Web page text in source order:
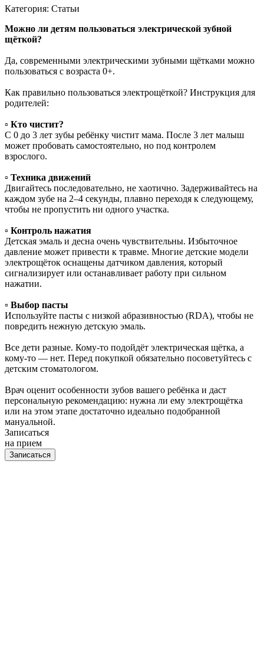
Категория: Статьи
Можно ли детям пользоваться электрической зубной
щёткой?
Да, современными электрическими зубными щётками можно
пользоваться с возраста 0+.
Как правильно пользоваться электрощёткой? Инструкция для
родителей:
▫️ Кто чистит?
С 0 до 3 лет зубы ребёнку чистит мама. После 3 лет малыш
может пробовать самостоятельно, но под контролем
взрослого.
▫️ Техника движений
Двигайтесь последовательно, не хаотично. Задерживайтесь на
каждом зубе на 2–4 секунды, плавно переходя к следующему,
чтобы не пропустить ни одного участка.
▫️ Контроль нажатия
Детская эмаль и десна очень чувствительны. Избыточное
давление может привести к травме. Многие детские модели
электрощёток оснащены датчиком давления, который
сигнализирует или останавливает работу при сильном
нажатии.
▫️ Выбор пасты
Используйте пасты с низкой абразивностью (RDA), чтобы не
повредить нежную детскую эмаль.
Все дети разные. Кому-то подойдёт электрическая щётка, а
кому-то — нет. Перед покупкой обязательно посоветуйтесь с
детским стоматологом.
Врач оценит особенности зубов вашего ребёнка и даст
персональную рекомендацию: нужна ли ему электрощётка
или на этом этапе достаточно идеально подобранной
мануальной.
Записаться
на прием
Записаться